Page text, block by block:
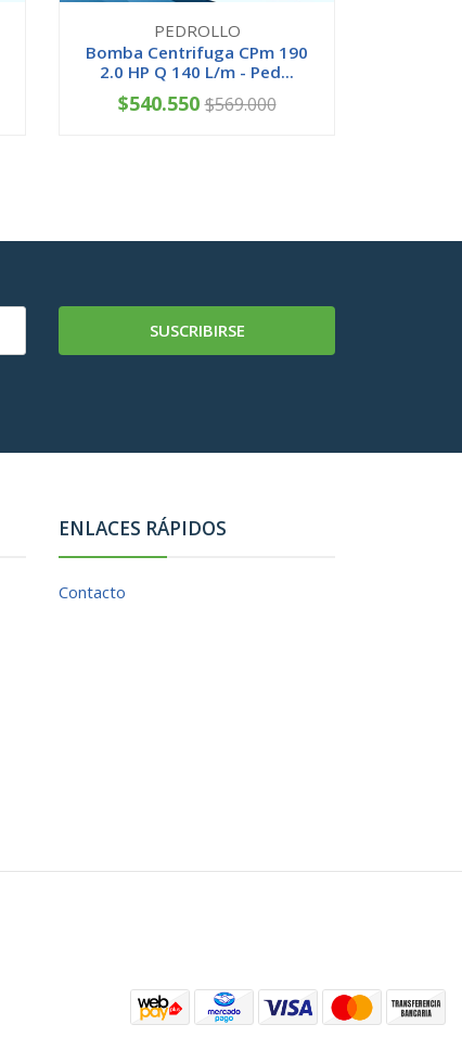
PEDROLLO
Bomba Centrifuga CPm 190
2.0 HP Q 140 L/m - Ped...
+
$540.550 $569.000
SUSCRIBIRSE
ENLACES RÁPIDOS
Contacto